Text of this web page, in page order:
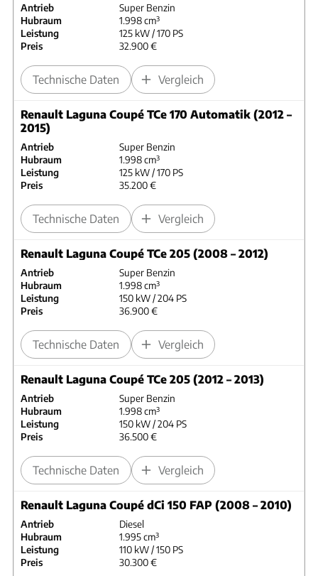
Antrieb
Super Benzin
Hubraum
1.998 cm³
Leistung
125 kW / 170 PS
Preis
32.900 €
Technische Daten Vergleich
Renault Laguna Coupé TCe 170 Automatik (2012 –
2015)
Antrieb
Super Benzin
Hubraum
1.998 cm³
Leistung
125 kW / 170 PS
Preis
35.200 €
Technische Daten Vergleich
Renault Laguna Coupé TCe 205 (2008 – 2012)
Antrieb
Super Benzin
Hubraum
1.998 cm³
Leistung
150 kW / 204 PS
Preis
36.900 €
Technische Daten Vergleich
Renault Laguna Coupé TCe 205 (2012 – 2013)
Antrieb
Super Benzin
Hubraum
1.998 cm³
Leistung
150 kW / 204 PS
Preis
36.500 €
Technische Daten Vergleich
Renault Laguna Coupé dCi 150 FAP (2008 – 2010)
Antrieb
Diesel
Hubraum
1.995 cm³
Leistung
110 kW / 150 PS
Preis
30.300 €